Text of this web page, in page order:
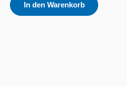
In den Warenkorb